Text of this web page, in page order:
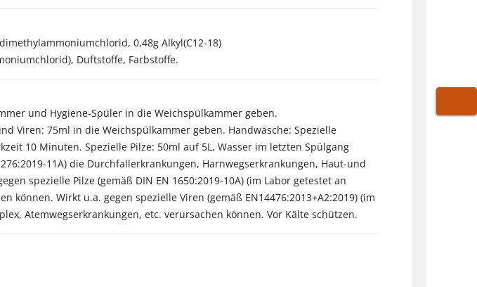
0,48g Alkyl(C12-18)
Duftstoffe, Farbstoffe.
und Hygiene-Spüler in die Weichspülkammer geben.
Viren: 75ml in die Weichspülkammer geben. Handwäsche: Spezielle
10 Minuten. Spezielle Pilze: 50ml auf 5L, Wasser im letzten Spülgang
11A) die Durchfallerkrankungen, Harnwegserkrankungen, Haut-und
spezielle Pilze (gemäß DIN EN 1650:2019-10A) (im Labor getestet an
Wirkt u.a. gegen spezielle Viren (gemäß EN14476:2013+A2:2019) (im
Atemwegserkrankungen, etc. verursachen können. Vor Kälte schützen.